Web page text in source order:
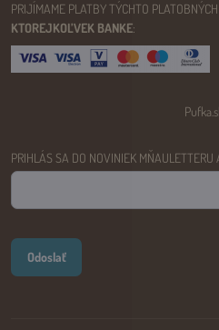
PRIJÍMAME PLATBY TÝCHTO
KTOREJKOĽVEK BANKE:
PRIHLÁS SA DO NOVINIEK
Odoslať